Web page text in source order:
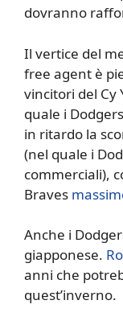
dovranno
Il vertice del
free agent è
vincitori del Cy
quale i
in ritardo la
(nel quale i
commerciali),
Braves
Anche i
giapponese.
anni che
quest’inverno.